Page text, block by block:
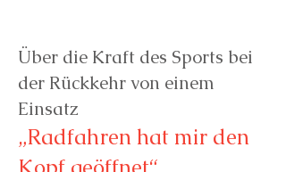
Über die Kraft des Sports bei
der Rückkehr von einem
Einsatz
„Radfahren hat mir den